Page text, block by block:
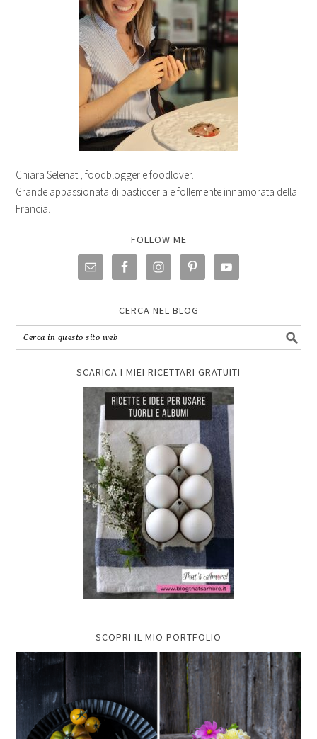
Chiara Selenati, foodblogger e foodlover.
Grande appassionata di pasticceria e follemente innamorata della
Francia.
FOLLOW ME
CERCA NEL BLOG
SCARICA I MIEI RICETTARI GRATUITI
SCOPRI IL MIO PORTFOLIO